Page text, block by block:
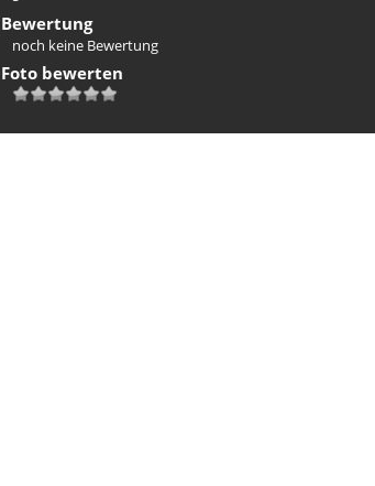
Bewertung
noch keine Bewertung
Foto bewerten